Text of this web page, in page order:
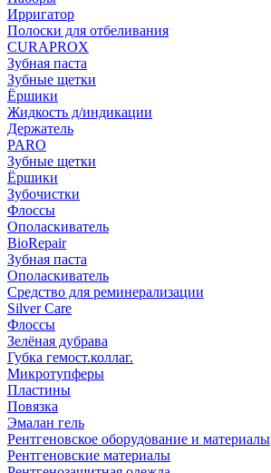
Ирригатор
Полоски для отбеливания
CURAPROX
Зубная паста
Зубные щетки
Ёршики
Жидкость д/индикации
Держатель
PARO
Зубные щетки
Ёршики
Зубочистки
Флоссы
Ополаскиватель
BioRepair
Зубная паста
Ополаскиватель
Средство для реминерализации
Silver Care
Флоссы
Зелёная дубрава
Губка гемост.коллаг.
Микротупферы
Пластины
Повязка
Эмалан гель
Рентгеновское оборудование и материалы
Рентгеновские материалы